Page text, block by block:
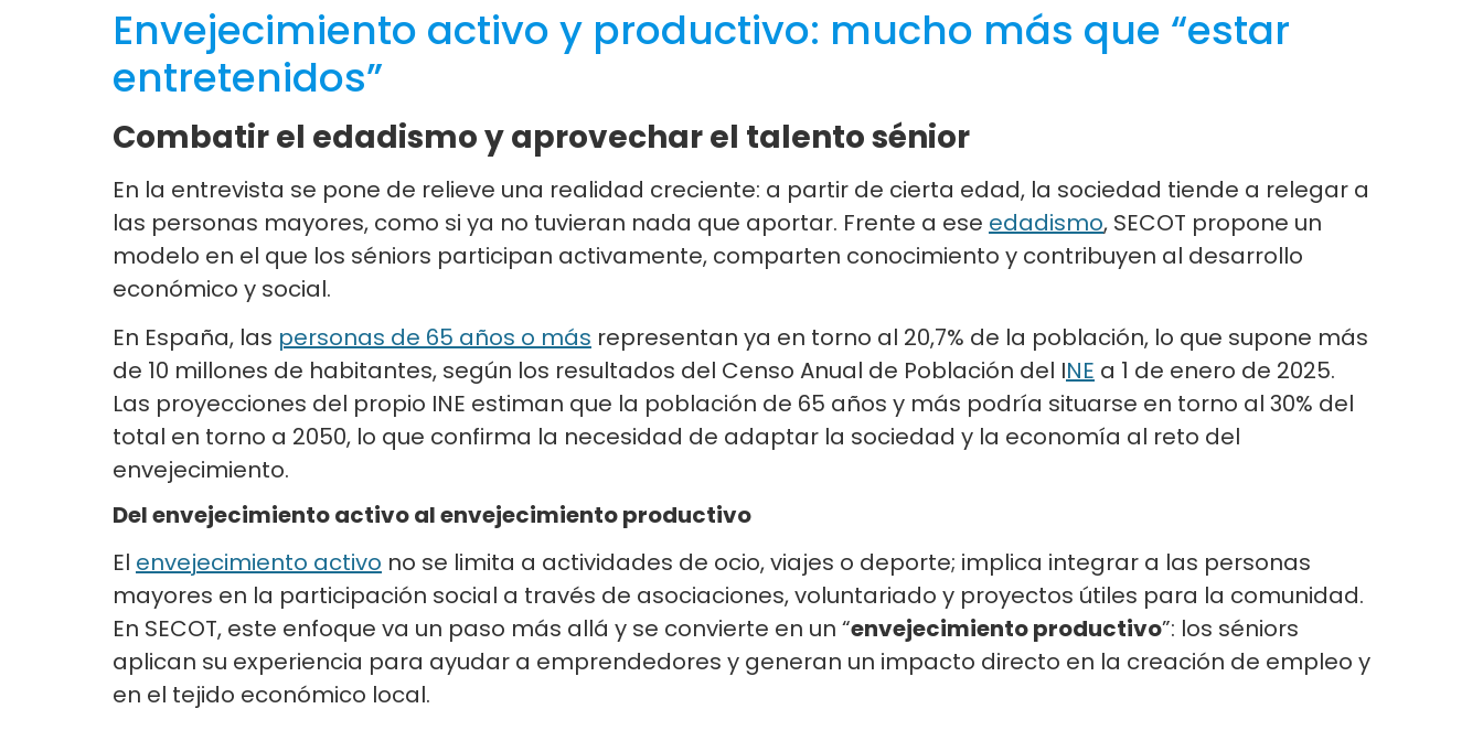
Envejecimiento activo y productivo: mucho más que “estar
entretenidos”
Combatir el edadismo y aprovechar el talento sénior
En la entrevista se pone de relieve una realidad creciente: a partir de cierta edad, la sociedad tiende a relegar a
las personas mayores, como si ya no tuvieran nada que aportar. Frente a ese edadismo, SECOT propone un
modelo en el que los séniors participan activamente, comparten conocimiento y contribuyen al desarrollo
económico y social.
En España, las personas de 65 años o más representan ya en torno al 20,7% de la población, lo que supone más
de 10 millones de habitantes, según los resultados del Censo Anual de Población del INE a 1 de enero de 2025.
Las proyecciones del propio INE estiman que la población de 65 años y más podría situarse en torno al 30% del
total en torno a 2050, lo que confirma la necesidad de adaptar la sociedad y la economía al reto del
envejecimiento.
Del envejecimiento activo al envejecimiento productivo
El envejecimiento activo no se limita a actividades de ocio, viajes o deporte; implica integrar a las personas
mayores en la participación social a través de asociaciones, voluntariado y proyectos útiles para la comunidad.
En SECOT, este enfoque va un paso más allá y se convierte en un “envejecimiento productivo”: los séniors
aplican su experiencia para ayudar a emprendedores y generan un impacto directo en la creación de empleo y
en el tejido económico local.